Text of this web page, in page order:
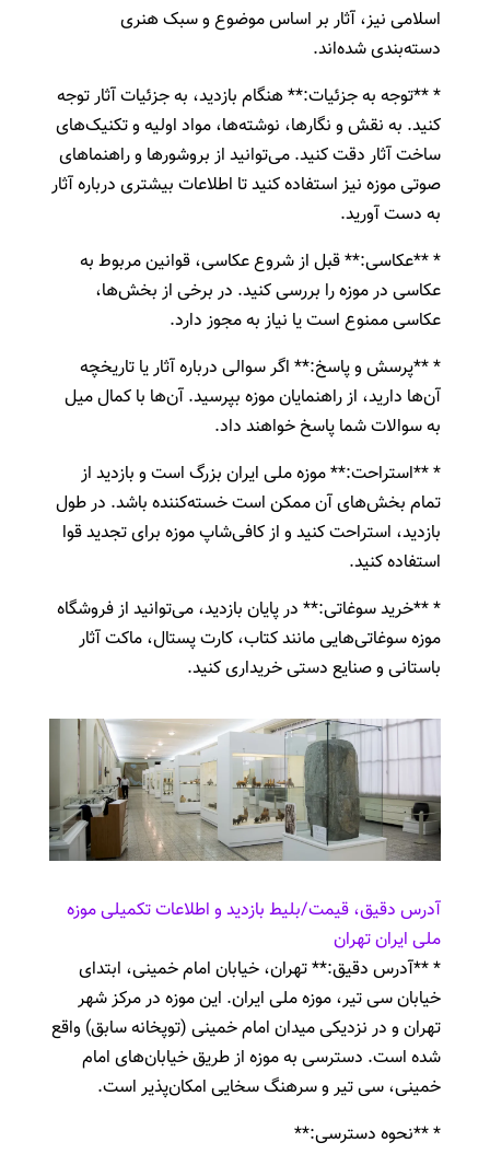
اسلامی نیز، آثار بر اساس موضوع و سبک هنری
دسته‌بندی شده‌اند.
* **توجه به جزئیات:** هنگام بازدید، به جزئیات آثار توجه
کنید. به نقش و نگارها، نوشته‌ها، مواد اولیه و تکنیک‌های
ساخت آثار دقت کنید. می‌توانید از بروشورها و راهنماهای
صوتی موزه نیز استفاده کنید تا اطلاعات بیشتری درباره آثار
به دست آورید.
* **عکاسی:** قبل از شروع عکاسی، قوانین مربوط به
عکاسی در موزه را بررسی کنید. در برخی از بخش‌ها،
عکاسی ممنوع است یا نیاز به مجوز دارد.
* **پرسش و پاسخ:** اگر سوالی درباره آثار یا تاریخچه
آن‌ها دارید، از راهنمایان موزه بپرسید. آن‌ها با کمال میل
به سوالات شما پاسخ خواهند داد.
* **استراحت:** موزه ملی ایران بزرگ است و بازدید از
تمام بخش‌های آن ممکن است خسته‌کننده باشد. در طول
بازدید، استراحت کنید و از کافی‌شاپ موزه برای تجدید قوا
استفاده کنید.
* **خرید سوغاتی:** در پایان بازدید، می‌توانید از فروشگاه
موزه سوغاتی‌هایی مانند کتاب، کارت پستال، ماکت آثار
باستانی و صنایع دستی خریداری کنید.
آدرس دقیق، قیمت/بلیط بازدید و اطلاعات تکمیلی موزه
ملی ایران تهران
* **آدرس دقیق:** تهران، خیابان امام خمینی، ابتدای
خیابان سی تیر، موزه ملی ایران. این موزه در مرکز شهر
تهران و در نزدیکی میدان امام خمینی (توپخانه سابق) واقع
شده است. دسترسی به موزه از طریق خیابان‌های امام
خمینی، سی تیر و سرهنگ سخایی امکان‌پذیر است.
* **نحوه دسترسی:**